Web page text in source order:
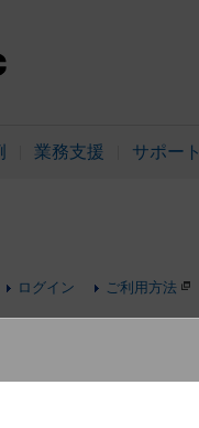
業務支援 サポート
ログイン ご利用方法